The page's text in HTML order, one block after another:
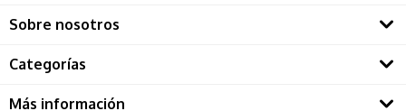
Sobre nosotros
Quienes somos
Categorías
Rostro
Más información